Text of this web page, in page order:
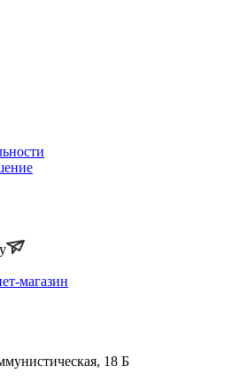
магазин
18 Б